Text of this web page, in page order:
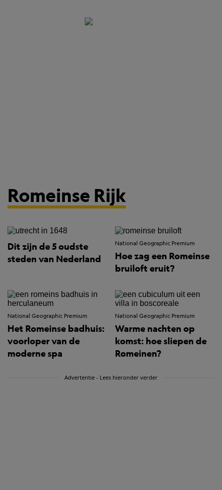
Romeinse Rijk
Dit zijn de 5 oudste
steden van Nederland
National Geographic Premium
Hoe zag een Romeinse
bruiloft eruit?
National Geographic Premium
Het Romeinse badhuis:
voorloper van de
moderne spa
National Geographic Premium
Warme nachten op
komst: hoe sliepen de
Romeinen?
Advertentie - Lees hieronder verder